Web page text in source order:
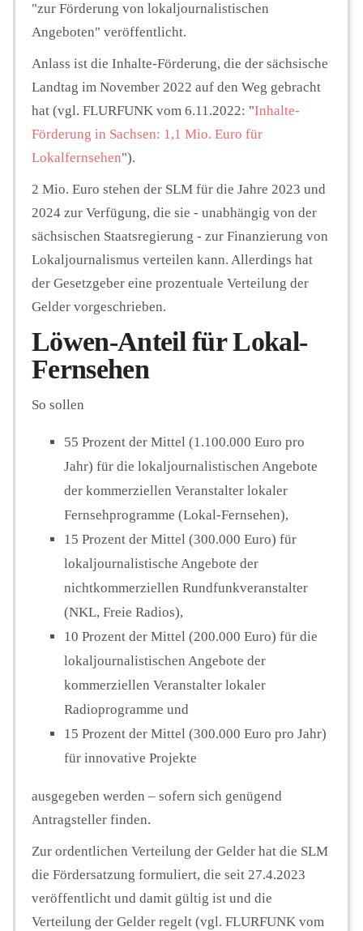
Podcast
Seminare
Unterstützen
"zur Förderung von lokaljournalistischen
Angeboten" veröffentlicht.
Anlass ist die Inhalte-Förderung, die der sächsische
Landtag im November 2022 auf den Weg gebracht
hat (vgl. FLURFUNK vom 6.11.2022: "Inhalte-
Förderung in Sachsen: 1,1 Mio. Euro für
Lokalfernsehen").
2 Mio. Euro stehen der SLM für die Jahre 2023 und
2024 zur Verfügung, die sie - unabhängig von der
sächsischen Staatsregierung - zur Finanzierung von
Lokaljournalismus verteilen kann. Allerdings hat
der Gesetzgeber eine prozentuale Verteilung der
Gelder vorgeschrieben.
Löwen-Anteil für Lokal-
Fernsehen
So sollen
55 Prozent der Mittel (1.100.000 Euro pro
Jahr) für die lokaljournalistischen Angebote
der kommerziellen Veranstalter lokaler
Fernsehprogramme (Lokal-Fernsehen),
15 Prozent der Mittel (300.000 Euro) für
lokaljournalistische Angebote der
nichtkommerziellen Rundfunkveranstalter
(NKL, Freie Radios),
10 Prozent der Mittel (200.000 Euro) für die
lokaljournalistischen Angebote der
kommerziellen Veranstalter lokaler
Radioprogramme und
15 Prozent der Mittel (300.000 Euro pro Jahr)
für innovative Projekte
ausgegeben werden – sofern sich genügend
Antragsteller finden.
Zur ordentlichen Verteilung der Gelder hat die SLM
die Fördersatzung formuliert, die seit 27.4.2023
veröffentlicht und damit gültig ist und die
Verteilung der Gelder regelt (vgl. FLURFUNK vom